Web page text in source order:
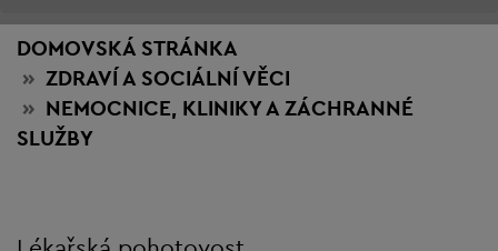
DOMOVSKÁ STRÁNKA
ZDRAVÍA SOCIÁLNÍ VĚCI
NEMOCNICE, KLINIKY A ZÁCHRANNÉ
SLUŽBY